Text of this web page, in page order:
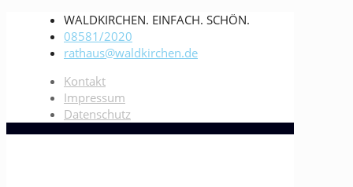
WALDKIRCHEN. EINFACH. SCHÖN.
08581/2020
rathaus@waldkirchen.de
Kontakt
Impressum
Datenschutz